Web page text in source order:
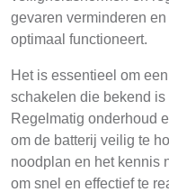
gevaren verminderen
optimaal functioneert.
Het is essentieel om
schakelen die bekend
Regelmatig onderhoud
om de batterij veilig te
noodplan en het kennis
om snel en effectief te